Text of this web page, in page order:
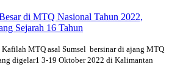
MTQ asal Sumsel bersinar di ajang MTQ
digelar1 3-19 Oktober 2022 di Kalimantan